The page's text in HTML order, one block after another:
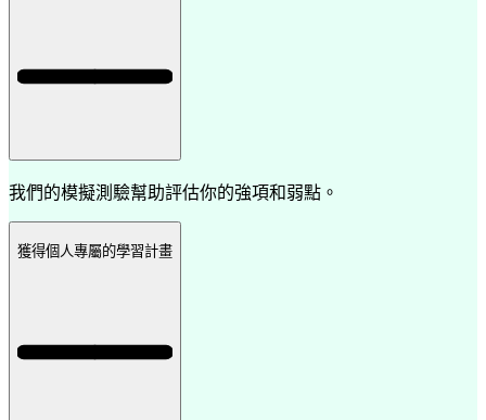
我們的模擬測驗幫助評估你的強項和弱點。
獲得個人專屬的學習計畫